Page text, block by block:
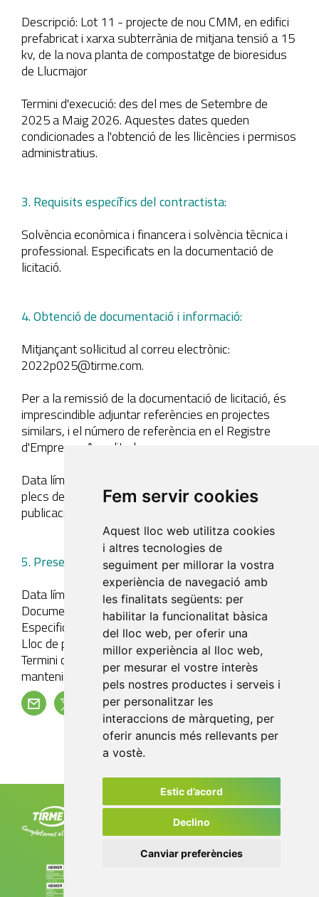
Fem servir cookies
Aquest lloc web utilitza cookies
i altres tecnologies de
seguiment per millorar la vostra
experiència de navegació amb
les finalitats següents: per
habilitar la funcionalitat bàsica
del lloc web, per oferir una
millor experiència al lloc web,
per mesurar el vostre interès
pels nostres productes i serveis i
per personalitzar les
interaccions de màrqueting, per
oferir anuncis més rellevants per
a vostè.
Estic d’acord
Declino
Canviar preferències
Descripció: Lot 11 - projecte de nou CMM, en edifici
prefabricat i xarxa subterrània de mitjana tensió a 15
kv, de la nova planta de compostatge de bioresidus
de Llucmajor
Termini d'execució: des del mes de Setembre de
2025 a Maig 2026. Aquestes dates queden
condicionades a l'obtenció de les llicències i permisos
administratius.
3. Requisits específics del contractista:
Solvència econòmica i financera i solvència tècnica i
professional. Especificats en la documentació de
licitació.
4. Obtenció de documentació i informació:
Mitjançant sol·licitud al correu electrònic:
2022p025@tirme.com.
Per a la remissió de la documentació de licitació, és
imprescindible adjuntar referències en projectes
similars, i el número de referència en el Registre
d'Empreses Acreditades
Data límit obtenció documentació i informació dels
plecs de petició d'oferta: 15 dies a partir d'aquesta
publicació.
5. Presentació d'ofertes:
Data límit de presentació: 6 d'agost de 2025 (inclòs)
Documentació que integrarà les ofertes:
Especificada les Condicions Particulars de Compra.
Lloc de presentació: 2022p025@tirme.com
Termini durant el qual l'oferent estarà obligat a
mantenir la seva oferta: 6 mesos
Torna
Tirme, SA, ctra. de Sóller, km 8,2
07120 Palma. Tel. +34 971 435 050
info@tirme.com